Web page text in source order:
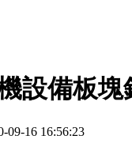
設備板
09-16 16:56:23